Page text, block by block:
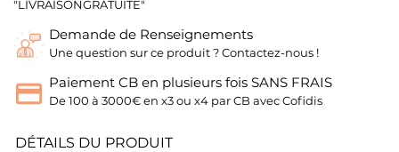
"LIVRAISONGRATUITE"
Demande de Renseignements
Une question sur ce produit ? Contactez-nous !
Paiement CB en plusieurs fois SANS FRAIS
De 100 à 3000€ en x3 ou x4 par CB avec Cofidis
DÉTAILS DU PRODUIT